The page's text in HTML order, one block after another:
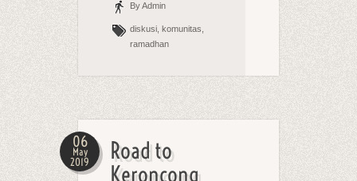
By Admin
diskusi, komunitas,
ramadhan
06
May
2019
Road to
Keroncong